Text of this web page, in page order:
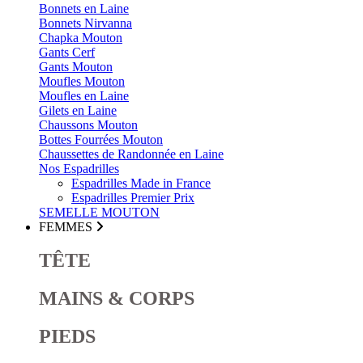
Bonnets en Laine
Bonnets Nirvanna
Chapka Mouton
Gants Cerf
Gants Mouton
Moufles Mouton
Moufles en Laine
Gilets en Laine
Chaussons Mouton
Bottes Fourrées Mouton
Chaussettes de Randonnée en Laine
Nos Espadrilles
Espadrilles Made in France
Espadrilles Premier Prix
SEMELLE MOUTON
FEMMES
TÊTE
MAINS & CORPS
PIEDS